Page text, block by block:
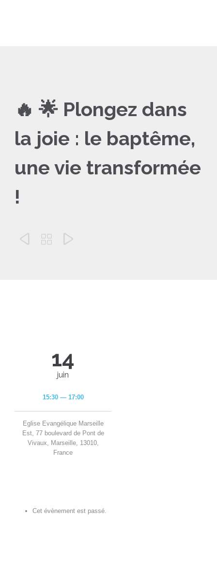
🔥 🌟 Plongez dans
la joie : le baptême,
une vie transformée
!
  
14
juin
15:30 — 17:00
Eglise Evangélique Marseille
Est, 77 boulevard de Pont de
Vivaux, Marseille, 13010,
France
Cet évènement est passé.